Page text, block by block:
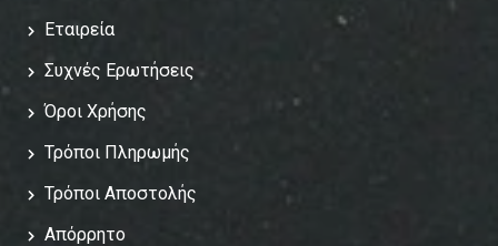
Εταιρεία
Συχνές Ερωτήσεις
Όροι Χρήσης
Τρόποι Πληρωμής
Τρόποι Αποστολής
Απόρρητο